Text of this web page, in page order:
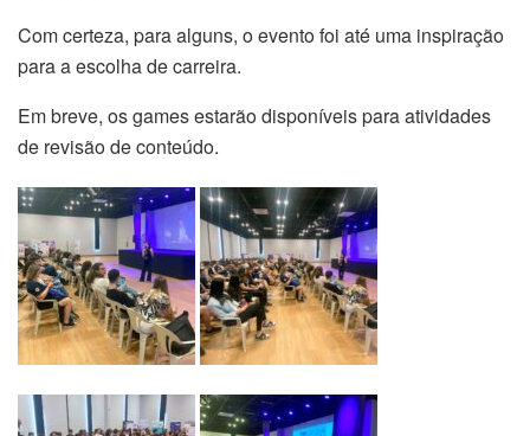
Com certeza, para alguns, o evento foi até uma inspiração
para a escolha de carreira.
Em breve, os games estarão disponíveis para atividades
de revisão de conteúdo.